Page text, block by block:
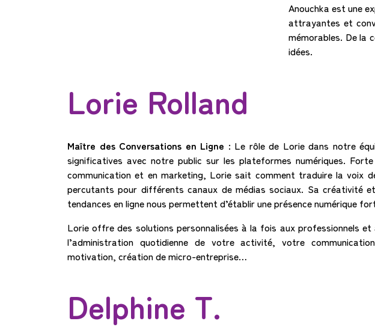
Anouchka est une
attrayantes et
mémorables. De la
idées.
Lorie Rolland
Maître des Conversations en Ligne : Le rôle de Lorie dans notre
significatives avec notre public sur les plateformes numériques.
communication et en marketing, Lorie sait comment traduire la voix
percutants pour différents canaux de médias sociaux. Sa créativité
tendances en ligne nous permettent d’établir une présence numérique
Lorie offre des solutions personnalisées à la fois aux professionnels
l’administration quotidienne de votre activité, votre
motivation, création de micro-entreprise…
Delphine T.